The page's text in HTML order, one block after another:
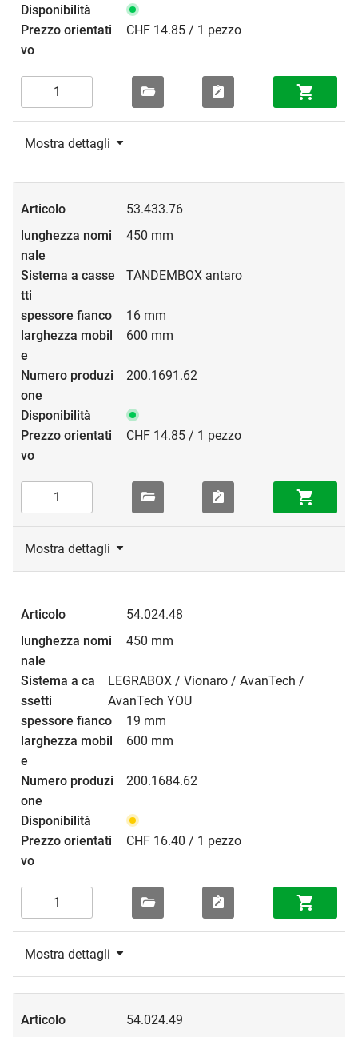
CHF 14.85 / 1 pezzo
Mostra dettagli
53.433.76
450 mm
TANDEMBOX antaro
16 mm
600 mm
200.1691.62
CHF 14.85 / 1 pezzo
Mostra dettagli
54.024.48
450 mm
LEGRABOX / Vionaro / AvanTech /
AvanTech YOU
19 mm
600 mm
200.1684.62
CHF 16.40 / 1 pezzo
Mostra dettagli
54.024.49